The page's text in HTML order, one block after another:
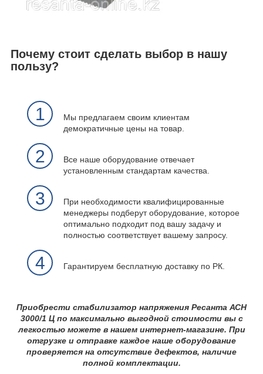
Почему стоит сделать выбор в нашу
пользу?
1
Мы предлагаем своим клиентам
демократичные цены на товар.
2
Все наше оборудование отвечает
установленным стандартам качества.
3
При необходимости квалифицированные
менеджеры подберут оборудование, которое
оптимально подходит под вашу задачу и
полностью соответствует вашему запросу.
4 Гарантируем бесплатную доставку по РК.
Приобрести стабилизатор напряжения Ресанта АСН
3000/1 Ц по максимально выгодной стоимости вы с
легкостью можете в нашем интернет-магазине. При
отгрузке и отправке каждое наше оборудование
проверяется на отсутствие дефектов, наличие
полной комплектации.